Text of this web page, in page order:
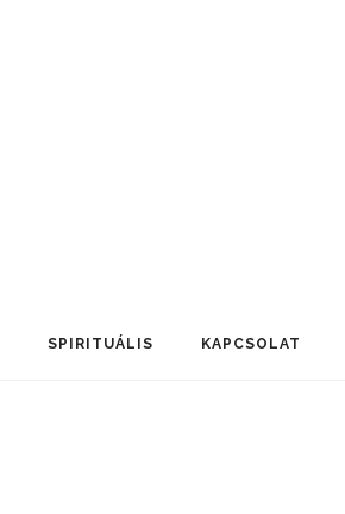
SPIRITUÁLIS KAPCSOLAT